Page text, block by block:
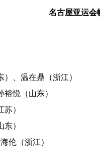
名古屋亚运会
、温在鼎（浙江）
悦（山东）
）
）
伦（浙江）